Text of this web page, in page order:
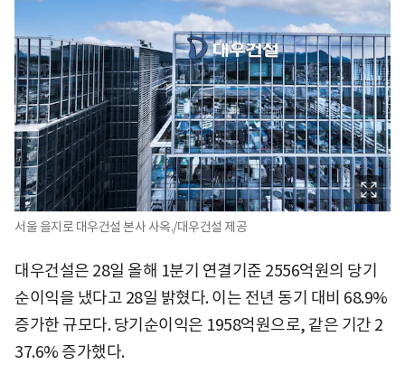
서울 을지로 대우건설 본사 사옥./대우건설 제공
대우건설은 28일 올해 1분기 연결기준 2556억원의 당기
순이익을 냈다고 28일 밝혔다. 이는 전년 동기 대비 68.9%
증가한 규모다. 당기순이익은 1958억원으로, 같은 기간 2
37.6% 증가했다.